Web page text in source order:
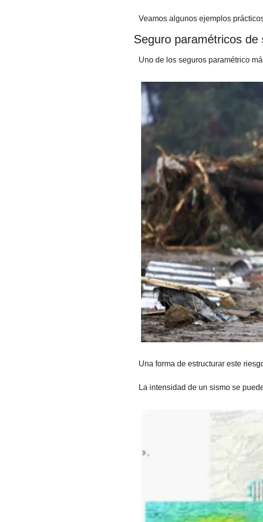
Veamos algunos ejemplos
Seguro paramétricos de
Uno de los seguros paramétrico
Una forma de estructurar este
La intensidad de un sismo se